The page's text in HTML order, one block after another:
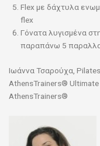
Flex με δάχτυλα
flex
Γόνατα λυγισμένα
παραπάνω 5
Ιωάννα Τσαρούχα,
AthensTrainers®
AthensTrainers®